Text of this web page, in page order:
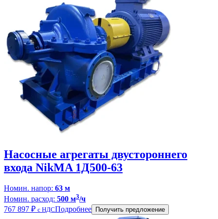
Насосные агрегаты двустороннего
входа NikMA 1Д500-63
Номин. напор: 63 м
Номин. расход: 500 м3/ч
767 897 ₽ с НДСПодробнее Получить предложение